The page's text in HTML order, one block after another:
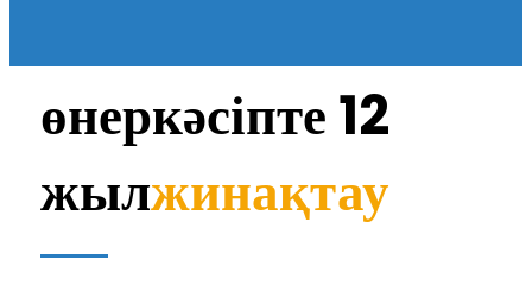
өнеркәсіпте 12
жылжинақтау